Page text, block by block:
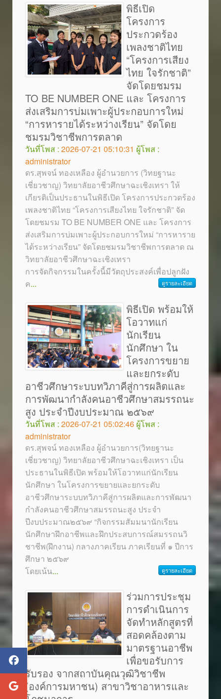
พิธีเปิด
โครงการ
ประกวดร้อง
เพลงชาติไทย
“โครงการเสียง
ไทย ใจรักชาติ”
จัดโดยชมรม
TO BE NUMBER ONE และ โครงการ
ส่งเสริมการบ่มเพาะผู้ประกอบการใหม่
“การหารายได้ระหว่างเรียน” จัดโดย
ชมรมวิชาชีพการตลาด
วันที่โพส : 2026-07-21 05:10:31 ผู้โพส :
administrator
ดร.สุพจน์ ทองเหลือง ผู้อำนวยการ (วิทยฐานะ
เชี่ยวชาญ) วิทยาลัยอาชีวศึกษาฉะเชิงเทรา ให้
เกียรติเป็นประธานในพิธีเปิด โครงการประกวดร้อง
เพลงชาติไทย “โครงการเสียงไทย ใจรักชาติ” จัด
โดยชมรม TO BE NUMBER ONE และ โครงการ
ส่งเสริมการบ่มเพาะผู้ประกอบการใหม่ “การหาราย
ได้ระหว่างเรียน” จัดโดยชมรมวิชาชีพการตลาด ณ
วิทยาลัยอาชีวศึกษาฉะเชิงเทรา
การจัดกิจกรรมในครั้งนี้มีวัตถุประสงค์เพื่อปลูกฝัง
ค... ดูรายละเอียด
พิธีเปิด พร้อมให้
โอวาทแก่
นักเรียน
นักศึกษา ใน
โครงการขยาย
และยกระดับ
อาชีวศึกษาระบบทวิภาคีสู่การผลิตและ
การพัฒนากำลังคนอาชีวศึกษาสมรรถนะ
สูง ประจำปีงบประมาณ ๒๕๖๙
วันที่โพส : 2026-07-21 05:02:46 ผู้โพส :
administrator
ดร.สุพจน์ ทองเหลือง ผู้อำนวยการ(วิทยฐานะ
เชี่ยวชาญ) วิทยาลัยอาชีวศึกษาฉะเชิงเทรา เป็น
ประธานในพิธีเปิด พร้อมให้โอวาทแก่นักเรียน
นักศึกษา ในโครงการขยายและยกระดับ
อาชีวศึกษาระบบทวิภาคีสู่การผลิตและการพัฒนา
กำลังคนอาชีวศึกษาสมรรถนะสูง ประจำ
ปีงบประมาณ๒๕๖๙ “กิจกรรมสัมมนานักเรียน
นักศึกษาฝึกอาชีพและฝึกประสบการณ์สมรรถนวิ
ชาชีพ(ฝึกงาน) กลางภาคเรียน ภาคเรียนที่ ๑ ปีการ
ศึกษา ๒๕๖๙
โดยเน้น... ดูรายละเอียด
ร่วมการประชุม
การดำเนินการ
จัดทำหลักสูตรที่
สอดคล้องตาม
มาตรฐานอาชีพ
เพื่อขอรับการ
รับรอง จากสถาบันคุณวุฒิวิชาชีพ
(องค์การมหาชน) สาขาวิชาอาหารและ